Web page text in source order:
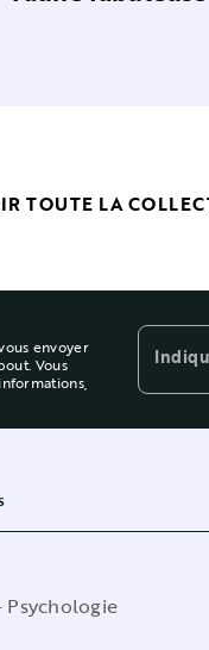
TOUTE LA
envoyer
Vous
Psychologie